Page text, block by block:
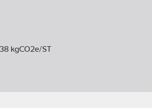
kgCO2e/ST